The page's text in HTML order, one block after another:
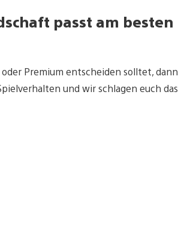
passt am besten
Premium entscheiden solltet, dann
und wir schlagen euch das